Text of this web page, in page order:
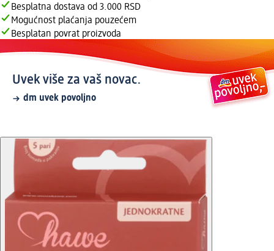
Besplatna dostava od 3.000 RSD
Mogućnost plaćanja pouzećem
Besplatan povrat proizvoda
Uvek više za vaš novac.
dm uvek povoljno